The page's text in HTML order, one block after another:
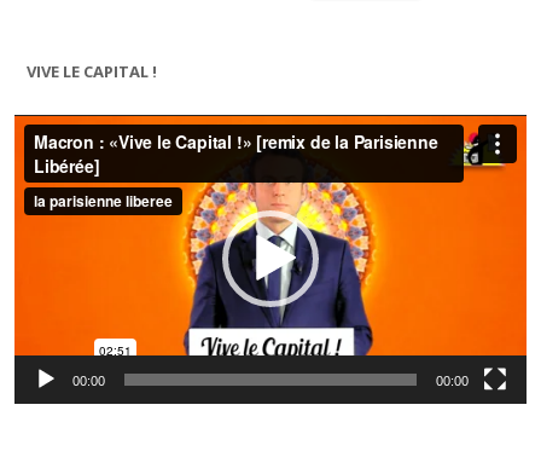
VIVE LE CAPITAL !
Lecteur
vidéo
00:00 00:00